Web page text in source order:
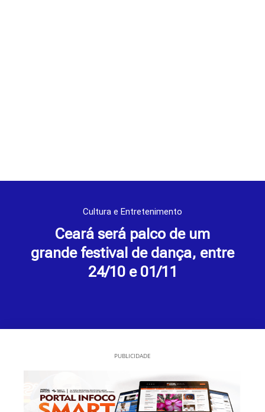
Cultura e Entretenimento
Ceará será palco de um
grande festival de dança, entre
24/10 e 01/11
PUBLICIDADE